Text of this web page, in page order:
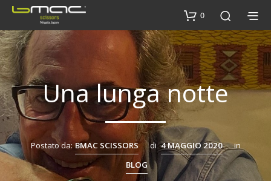
0
Una lunga notte
Postato da: BMAC SCISSORS di 4 MAGGIO 2020
in
BLOG